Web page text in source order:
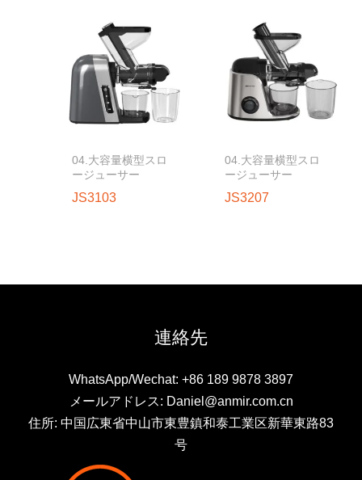
04.大容量横型スロ
ージューサー
JS3103
04.大容量横型スロ
ージューサー
JS3207
連絡先
WhatsApp/Wechat: +86 189 9878 3897
メールアドレス: Daniel@anmir.com.cn
住所: 中国広東省中山市東豊鎮和泰工業区新華東路83
号